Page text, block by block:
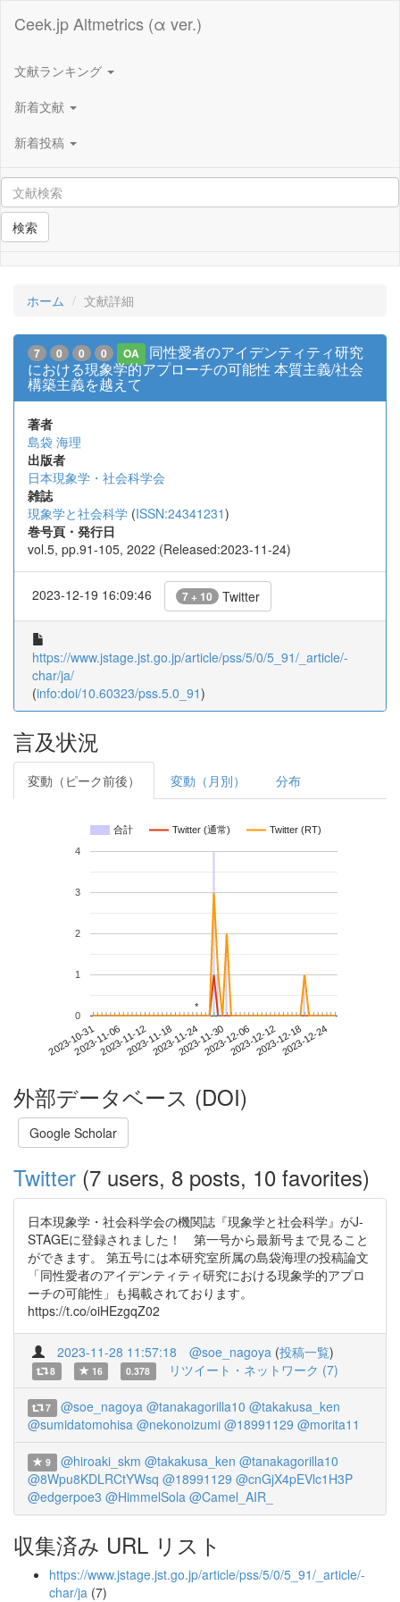
Ceek.jp Altmetrics (α ver.)
文献ランキング
新着文献
新着投稿
検索
ホーム 文献詳細
7 0 0 0 OA
同性愛者のアイデンティティ研究
における現象学的アプローチの可能性 本質主義/社会
構築主義を越えて
著者
島袋 海理
出版者
日本現象学・社会科学会
雑誌
現象学と社会科学 (ISSN:24341231)
巻号頁・発行日
vol.5, pp.91-105, 2022 (Released:2023-11-24)
2023-12-19 16:09:46 7 + 10 Twitter
https://www.jstage.jst.go.jp/article/pss/5/0/5_91/_article/-
char/ja/
(info:doi/10.60323/pss.5.0_91)
言及状況
変動（ピーク前後） 変動（月別） 分布
合計 Twitter (通常) Twitter (RT)
2023-10-312023-11-062023-11-122023-11-182023-11-242023-11-302023-12-062023-12-122023-12-182023-12-24
0
1
2
3
4
**
外部データベース (DOI)
Google Scholar
Twitter (7 users, 8 posts, 10 favorites)
日本現象学・社会科学会の機関誌『現象学と社会科学』がJ-
STAGEに登録されました！ 第一号から最新号まで見ること
ができます。 第五号には本研究室所属の島袋海理の投稿論文
「同性愛者のアイデンティティ研究における現象学的アプロ
ーチの可能性」も掲載されております。
https://t.co/oiHEzgqZ02
2023-11-28 11:57:18 @soe_nagoya (投稿一覧)
8 16 0.378 リツイート・ネットワーク (7)
7 @soe_nagoya @tanakagorilla10 @takakusa_ken
@sumidatomohisa @nekonoizumi @18991129 @morita11
9 @hiroaki_skm @takakusa_ken @tanakagorilla10
@8Wpu8KDLRCtYWsq @18991129 @cnGjX4pEVlc1H3P
@edgerpoe3 @HimmelSola @Camel_AIR_
収集済み URL リスト
https://www.jstage.jst.go.jp/article/pss/5/0/5_91/_article/-
char/ja (7)